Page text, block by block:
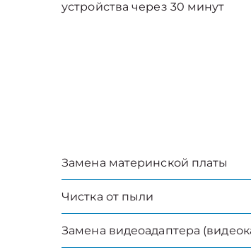
устройства через 30 минут
Замена материнской платы
Чистка от пыли
Замена видеоадаптера